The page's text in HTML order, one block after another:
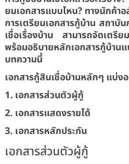
ยมเอกสารแบบไหน? ทางนักค้า
การเตรียมเอกสารกู้บ้าน สถาบั
เชื่อเรื่องบ้าน สามารถจัดเตรี
พร้อมอธิบายหลักเอกสารกู้บ้าน
บทความนี้
เอกสารกู้สินเชื่อบ้านหลักๆ แบ่ง
1. เอกสารส่วนตัวผู้กู้
2. เอกสารแสดงรายได้
3. เอกสารหลักประกัน
เอกสารส่วนตัวผู้กู้